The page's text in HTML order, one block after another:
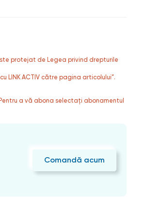
protejat de Legea privind drepturile
LINK ACTIV către pagina articolului”.
a vă abona selectați abonamentul
Comandă acum